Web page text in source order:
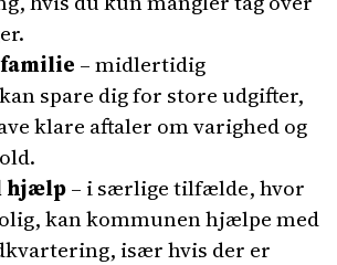
– midlertidig
spare dig for store udgifter,
klare aftaler om varighed og
hjælp– i særlige tilfælde, hvor
kan kommunen hjælpe med
især hvis der er